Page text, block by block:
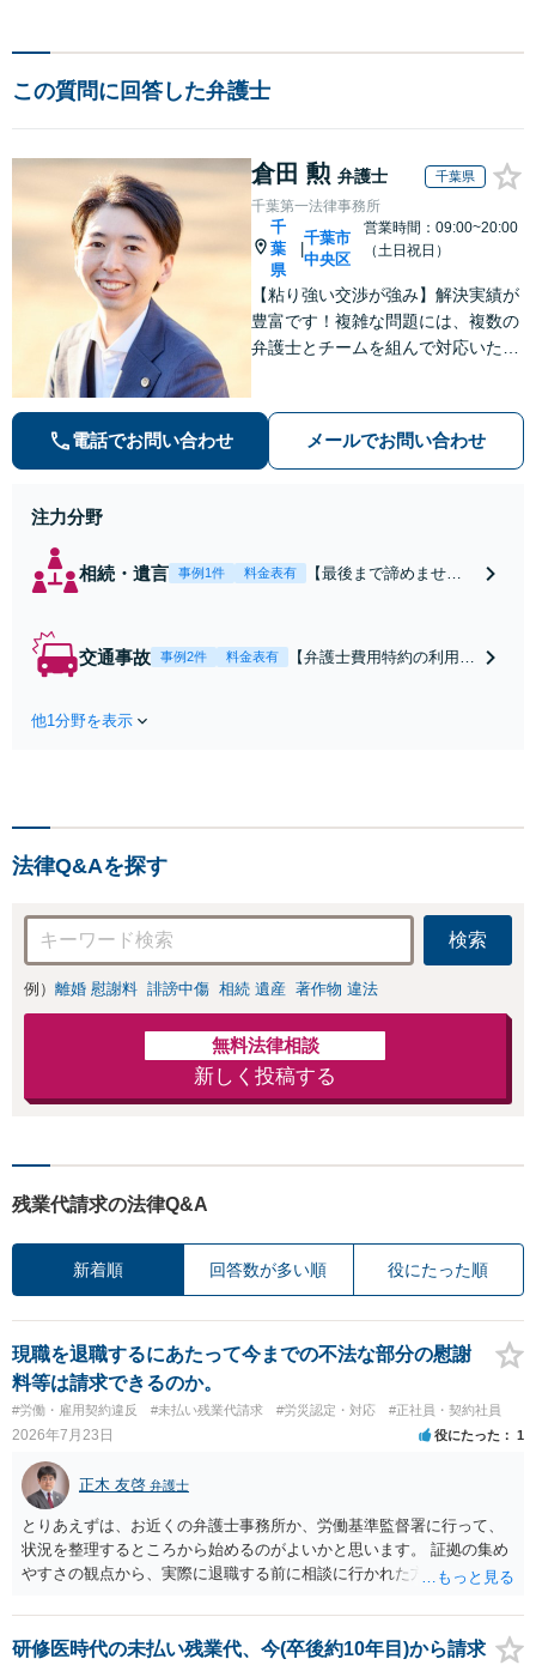
この質問に回答した弁護士
倉田 勲 弁護士 千葉県
千葉第一法律事務所
千
葉
県
千葉市
中央区
営業時間：09:00~20:00
（土日祝日）
【粘り強い交渉が強み】解決実績が
豊富です！複雑な問題には、複数の
弁護士とチームを組んで対応いたし
添い、不安を軽減します。まずはお
気軽にご相談ください。
電話でお問い合わせ メールでお問い合わせ
注力分野
相続・遺言 事例1件 料金表有
【最後まで諦めませ
合意してしまう前にご
交通事故 事例2件 料金表有
【弁護士費用特約の利用＆
は損をしてしまうかもしれ
他1分野を表示
法律Q&Aを探す
検索
例） 離婚 慰謝料 誹謗中傷 相続 遺産 著作物 違法
無料法律相談
新しく投稿する
残業代請求の法律Q&A
新着順 回答数が多い順 役にたった順
現職を退職するにあたって今までの不法な部分の慰謝
料等は請求できるのか。
#労働・雇用契約違反 #未払い残業代請求 #労災認定・対応 #正社員・契約社員
2026年7月23日 役にたった 1
正木 友啓 弁護士
とりあえずは、お近くの弁護士事務所か、労働基準監督署に行って、
状況を整理するところから始めるのがよいかと思います。 証拠の集め
やすさの観点から、実際に退職する前に相談に行かれた方がよいかと
研修医時代の未払い残業代、今(卒後約10年目)から請求